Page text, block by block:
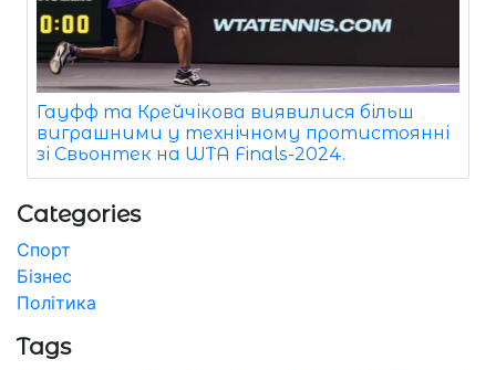
Гауфф та Крейчікова виявилися більш
виграшними у технічному протистоянні
зі Свьонтек на WTA Finals-2024.
Categories
Спорт
Бізнес
Політика
Tags